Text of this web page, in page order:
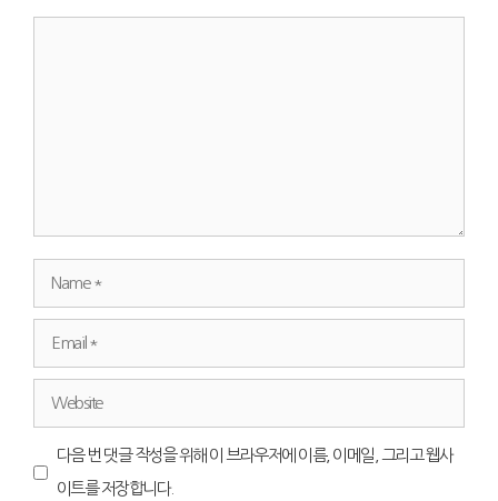
Name
Email
Website
다음 번 댓글 작성을 위해 이 브라우저에 이름, 이메일, 그리고 웹사
이트를 저장합니다.